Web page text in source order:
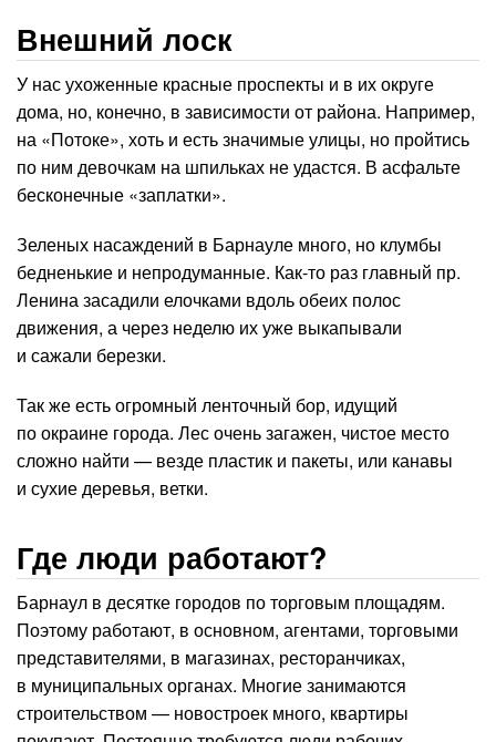
Внешний лоск
У нас ухоженные красные проспекты и в их округе
дома, но, конечно, в зависимости от района. Например,
на «Потоке», хоть и есть значимые улицы, но пройтись
по ним девочкам на шпильках не удастся. В асфальте
бесконечные «заплатки».
Зеленых насаждений в Барнауле много, но клумбы
бедненькие и непродуманные. Как-то раз главный пр.
Ленина засадили елочками вдоль обеих полос
движения, а через неделю их уже выкапывали
и сажали березки.
Так же есть огромный ленточный бор, идущий
по окраине города. Лес очень загажен, чистое место
сложно найти — везде пластик и пакеты, или канавы
и сухие деревья, ветки.
Где люди работают?
Барнаул в десятке городов по торговым площадям.
Поэтому работают, в основном, агентами, торговыми
представителями, в магазинах, ресторанчиках,
в муниципальных органах. Многие занимаются
строительством — новостроек много, квартиры